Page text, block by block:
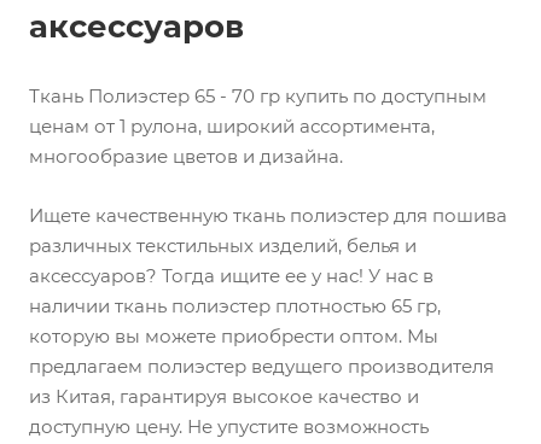
аксессуаров
Ткань Полиэстер 65 - 70 гр купить по доступным
ценам от 1 рулона, широкий ассортимента,
многообразие цветов и дизайна.
Ищете качественную ткань полиэстер для пошива
различных текстильных изделий, белья и
аксессуаров? Тогда ищите ее у нас! У нас в
наличии ткань полиэстер плотностью 65 гр,
которую вы можете приобрести оптом. Мы
предлагаем полиэстер ведущего производителя
из Китая, гарантируя высокое качество и
доступную цену. Не упустите возможность